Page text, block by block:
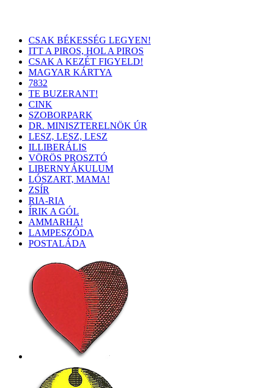
CSAK BÉKESSÉG LEGYEN!
ITT A PIROS, HOL A PIROS
CSAK A KEZÉT FIGYELD!
MAGYAR KÁRTYA
7832
TE BUZERANT!
CINK
SZOBORPARK
DR. MINISZTERELNÖK ÚR
LESZ, LESZ, LESZ
ILLIBERÁLIS
VÖRÖS PROSZTÓ
LIBERNYÁKULUM
LÓSZART, MAMA!
ZSÍR
RIA-RIA
ÍRIK A GÓL
AMMARHA!
LAMPESZÓDA
POSTALÁDA